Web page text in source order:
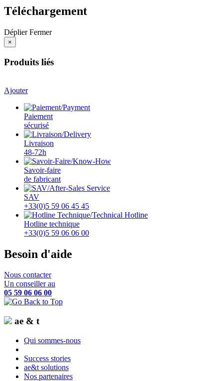
Téléchargement
Déplier Fermer
×
Produits liés
Ajouter
Paiement
sécurisé
Livraison
48-72h
Savoir-faire
de fabricant
SAV
+33(0)5 59 06 45 45
Hotline technique
+33(0)5 59 06 06 00
Besoin d'aide
Nous contacter
Un conseiller au
05 59 06 06 00
ae & t
Qui sommes-nous
Success stories
ae&t solutions
Nos partenaires